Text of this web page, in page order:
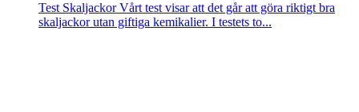
Test SkaljackorVårt test visar att det går att göra riktigt bra
skaljackor utan giftiga kemikalier. I testets to...